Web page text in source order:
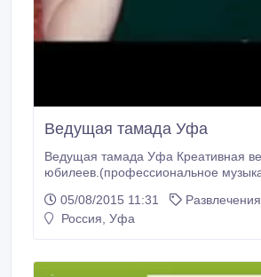
Ведущая тамада Уфа
Ведущая тамада Уфа Креативная
юбилеев.(профессиональное
Мы сделаем Ваш праздник
Филиппова Юлия 89177563251.
05/08/2015 11:31
Развлечения
Россия, Уфа